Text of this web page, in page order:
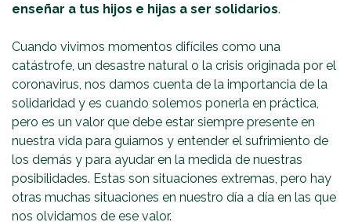
enseñar a tus hijos e hijas a ser solidarios.
Cuando vivimos momentos difíciles como una
catástrofe, un desastre natural o la crisis originada por el
coronavirus, nos damos cuenta de la importancia de la
solidaridad y es cuando solemos ponerla en práctica,
pero es un valor que debe estar siempre presente en
nuestra vida para guiarnos y entender el sufrimiento de
los demás y para ayudar en la medida de nuestras
posibilidades. Estas son situaciones extremas, pero hay
otras muchas situaciones en nuestro día a día en las que
nos olvidamos de ese valor.